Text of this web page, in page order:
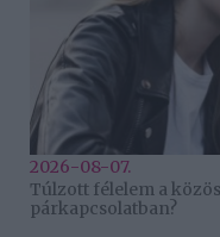
2026-08-07.
Túlzott félelem a
párkapcsolatban?